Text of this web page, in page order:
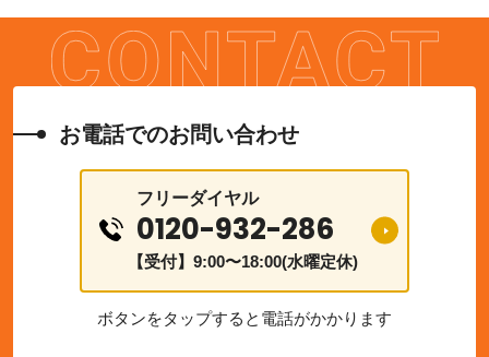
全て
キッチンリフォームの費用相場
現場レポート
全て
お電話でのお問い合わせ
フリーダイヤル
0120-932-286
【受付】9:00〜18:00(水曜定休)
ボタンをタップすると電話がかかります